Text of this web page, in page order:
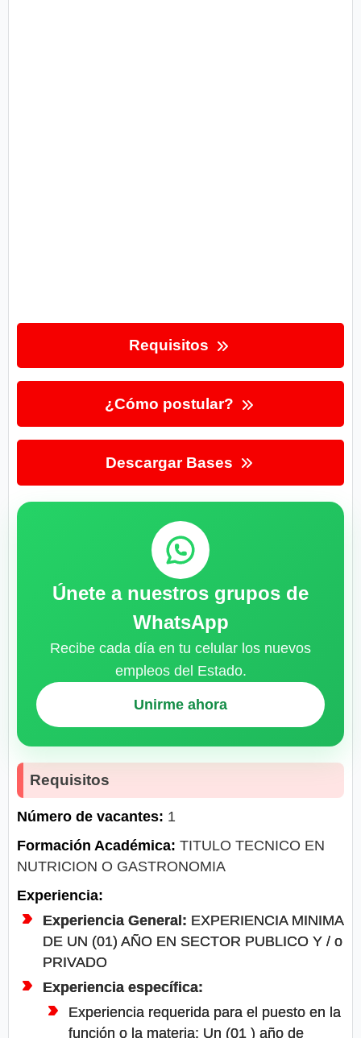
Requisitos
¿Cómo postular?
Descargar Bases
Únete a nuestros grupos de
WhatsApp
Recibe cada día en tu celular los nuevos
empleos del Estado.
Unirme ahora
Requisitos
Número de vacantes: 1
Formación Académica: TITULO TECNICO EN
NUTRICION O GASTRONOMIA
Experiencia:
Experiencia General: EXPERIENCIA MINIMA
DE UN (01) AÑO EN SECTOR PUBLICO Y / o
PRIVADO
Experiencia específica:
Experiencia requerida para el puesto en la
función o la materia: Un (01 ) año de